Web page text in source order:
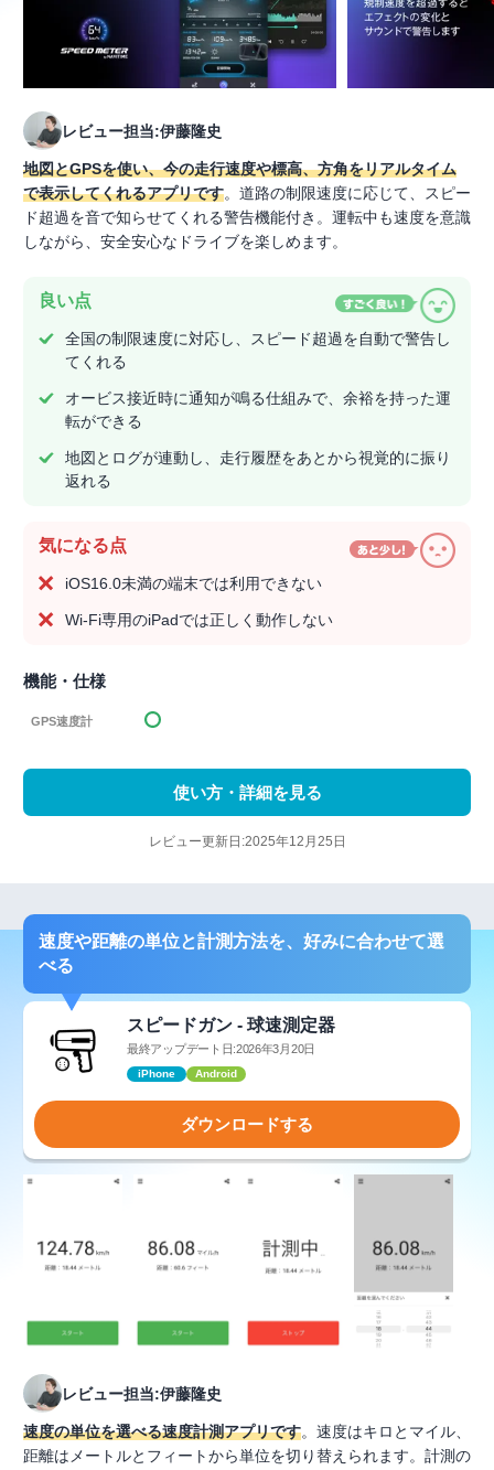
レビュー担当:伊藤隆史
地図とGPSを使い、今の走行速度や標高、方角をリアルタイム
で表示してくれるアプリです。道路の制限速度に応じて、スピー
ド超過を音で知らせてくれる警告機能付き。運転中も速度を意識
しながら、安全安心なドライブを楽しめます。
良い点
全国の制限速度に対応し、スピード超過を自動で警告し
てくれる
オービス接近時に通知が鳴る仕組みで、余裕を持った運
転ができる
地図とログが連動し、走行履歴をあとから視覚的に振り
返れる
気になる点
iOS16.0未満の端末では利用できない
Wi-Fi専用のiPadでは正しく動作しない
機能・仕様
GPS速度計
使い方・詳細を見る
レビュー更新日:2025年12月25日
速度や距離の単位と計測方法を、好みに合わせて選
べる
スピードガン - 球速測定器
最終アップデート日:2026年3月20日
iPhone Android
ダウンロードする
レビュー担当:伊藤隆史
速度の単位を選べる速度計測アプリです。速度はキロとマイル、
距離はメートルとフィートから単位を切り替えられます。計測の